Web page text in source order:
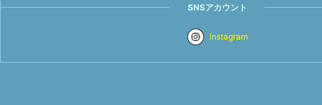
SNSアカウント
Instagram